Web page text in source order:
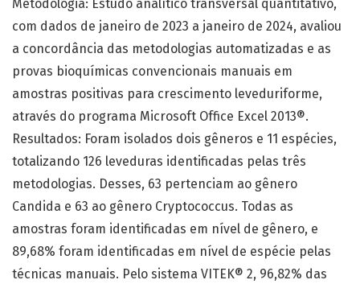
Metodologia: Estudo analítico transversal quantitativo,
com dados de janeiro de 2023 a janeiro de 2024, avaliou
a concordância das metodologias automatizadas e as
provas bioquímicas convencionais manuais em
amostras positivas para crescimento leveduriforme,
através do programa Microsoft Office Excel 2013®.
Resultados: Foram isolados dois gêneros e 11 espécies,
totalizando 126 leveduras identificadas pelas três
metodologias. Desses, 63 pertenciam ao gênero
Candida e 63 ao gênero Cryptococcus. Todas as
amostras foram identificadas em nível de gênero, e
89,68% foram identificadas em nível de espécie pelas
técnicas manuais. Pelo sistema VITEK® 2, 96,82% das